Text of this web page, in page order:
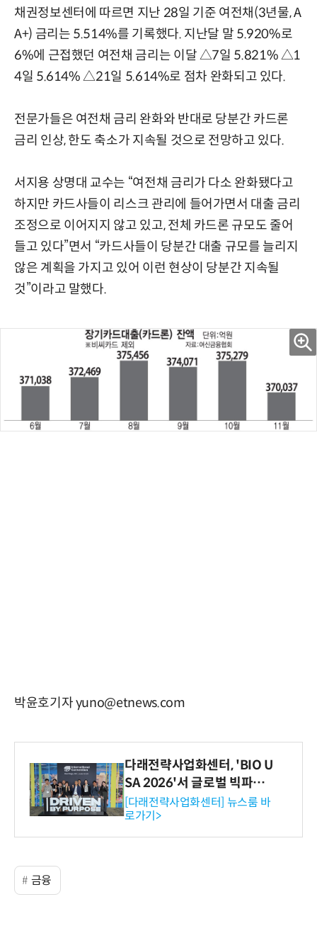
채권정보센터에 따르면 지난 28일 기준 여전채(3년물, A
A+) 금리는 5.514%를 기록했다. 지난달 말 5.920%로
6%에 근접했던 여전채 금리는 이달 △7일 5.821% △1
4일 5.614% △21일 5.614%로 점차 완화되고 있다.
전문가들은 여전채 금리 완화와 반대로 당분간 카드론
금리 인상, 한도 축소가 지속될 것으로 전망하고 있다.
서지용 상명대 교수는 “여전채 금리가 다소 완화됐다고
하지만 카드사들이 리스크 관리에 들어가면서 대출 금리
조정으로 이어지지 않고 있고, 전체 카드론 규모도 줄어
들고 있다”면서 “카드사들이 당분간 대출 규모를 늘리지
않은 계획을 가지고 있어 이런 현상이 당분간 지속될
것”이라고 말했다.
박윤호기자 yuno@etnews.com
다래전략사업화센터, 'BIO U
SA 2026'서 글로벌 빅파마
와의 비즈니스 미팅 지원…K
-바이오 해외 진출 교두보 확
보
[다래전략사업화센터] 뉴스룸 바
로가기>
금융